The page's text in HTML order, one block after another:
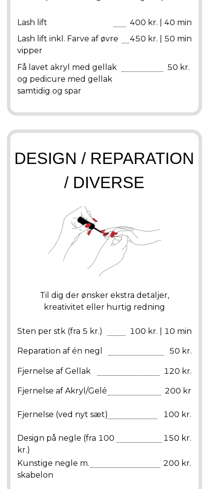
Lash lift
400 kr. | 40 min
Lash lift inkl. Farve af øvre
vipper
450 kr. | 50 min
Få lavet akryl med gellak
og pedicure med gellak
samtidig og spar
50 kr.
DESIGN / REPARATION
/ DIVERSE
Til dig der ønsker ekstra detaljer,
kreativitet eller hurtig redning
Sten per stk (fra 5 kr.) 100 kr. | 10 min
Reparation af én negl 50 kr.
Fjernelse af Gellak 120 kr.
Fjernelse af Akryl/Gelé 200 kr
Fjernelse (ved nyt sæt) 100 kr.
Design på negle (fra 100
kr.)
150 kr.
Kunstige negle m.
skabelon
200 kr.